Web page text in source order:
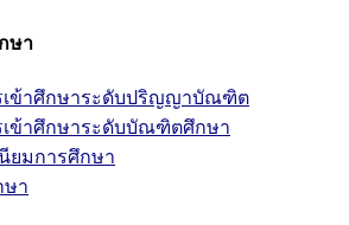
ษา
เข้าศึกษาระดับปริญญาบัณฑิต
เข้าศึกษาระดับบัณฑิตศึกษา
ยมการศึกษา
ษา